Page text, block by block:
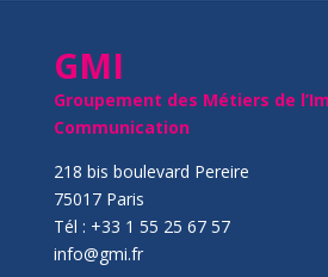
GMI
Groupement des Métiers de
Communication
218 bis boulevard Pereire
75017 Paris
Tél : +33 1 55 25 67 57
info@gmi.fr